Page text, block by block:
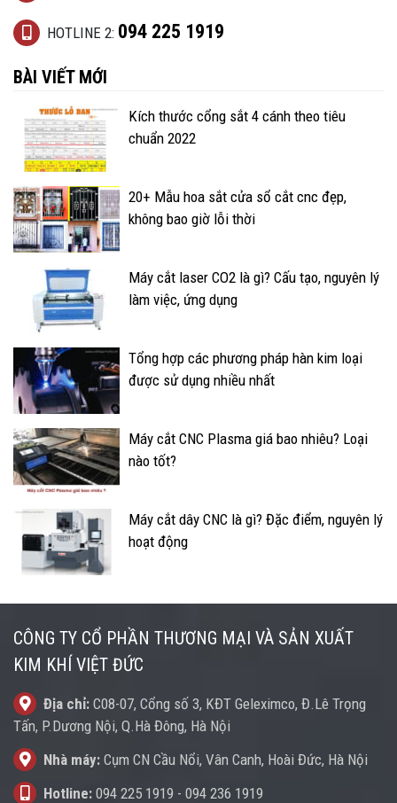
HOTLINE 2: 094 225 1919
BÀI VIẾT MỚI
Kích thước cổng sắt 4 cánh theo tiêu
chuẩn 2022
20+ Mẫu hoa sắt cửa sổ cắt cnc đẹp,
không bao giờ lỗi thời
Máy cắt laser CO2 là gì? Cấu tạo, nguyên lý
làm việc, ứng dụng
Tổng hợp các phương pháp hàn kim loại
được sử dụng nhiều nhất
Máy cắt CNC Plasma giá bao nhiêu? Loại
nào tốt?
Máy cắt dây CNC là gì? Đặc điểm, nguyên lý
hoạt động
CÔNG TY CỔ PHẦN THƯƠNG MẠI VÀ SẢN XUẤT
KIM KHÍ VIỆT ĐỨC
Địa chỉ: C08-07, Cổng số 3, KĐT Geleximco, Đ.Lê Trọng
Tấn, P.Dương Nội, Q.Hà Đông, Hà Nội
Nhà máy: Cụm CN Cầu Nổi, Vân Canh, Hoài Đức, Hà Nội
Hotline: 094 225 1919 - 094 236 1919